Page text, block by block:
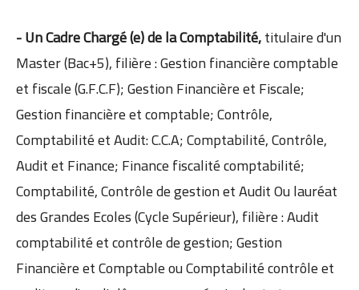
- Un Cadre Chargé (e) de la Comptabilité,titulaire d'un
Master (Bac+5), filière : Gestion financière comptable
et fiscale (G.F.C.F); Gestion Financière et Fiscale;
Gestion financière et comptable; Contrôle,
Comptabilité et Audit: C.C.A; Comptabilité, Contrôle,
Audit et Finance; Finance fiscalité comptabilité;
Comptabilité, Contrôle de gestion et Audit Ou lauréat
des Grandes Ecoles (Cycle Supérieur), filière : Audit
comptabilité et contrôle de gestion; Gestion
Financière et Comptable ou Comptabilité contrôle et